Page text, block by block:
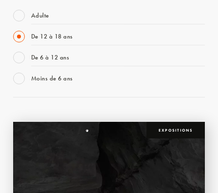
Adulte
De 12 à 18 ans
De 6 à 12 ans
Moins de 6 ans
EXPOSITIONS